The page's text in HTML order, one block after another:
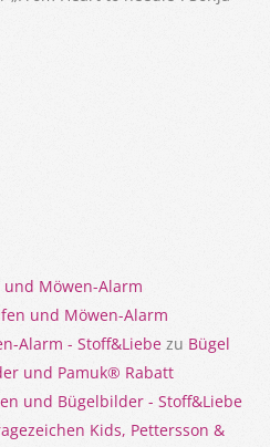
Möwen-Alarm
und Möwen-Alarm
Alarm - Stoff&Liebe zu Bügel
und Pamuk® Rabatt
und Bügelbilder - Stoff&Liebe
Kids, Pettersson &